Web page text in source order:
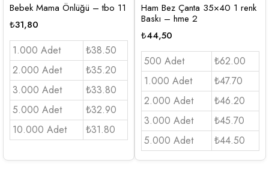
Bebek Mama Önlüğü – tbo 11
₺31,80
1.000 Adet
₺38.50
2.000 Adet
₺35.20
3.000 Adet
₺33.80
5.000 Adet
₺32.90
10.000 Adet
₺31.80
Ham Bez Çanta 35×40 1 renk
Baskı – hme 2
₺44,50
500 Adet
₺62.00
1.000 Adet
₺47.70
2.000 Adet
₺46.20
3.000 Adet
₺45.70
5.000 Adet
₺44.50